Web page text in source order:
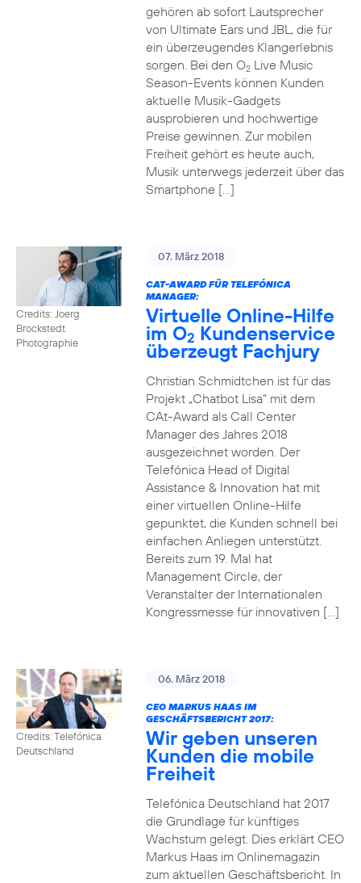
gehören ab sofort Lautsprecher
von Ultimate Ears und JBL, die für
ein überzeugendes Klangerlebnis
sorgen. Bei den O2Live Music
Season-Events können Kunden
aktuelle Musik-Gadgets
ausprobieren und hochwertige
Preise gewinnen. Zur mobilen
Freiheit gehört es heute auch,
Musik unterwegs jederzeit über das
Smartphone […]
Credits: Joerg
Brockstedt
Photographie
07. März 2018
CAT-AWARD FÜR TELEFÓNICA
MANAGER:
Virtuelle Online-Hilfe
im O2 Kundenservice
überzeugt Fachjury
Christian Schmidtchen ist für das
Projekt „Chatbot Lisa“ mit dem
CAt-Award als Call Center
Manager des Jahres 2018
ausgezeichnet worden. Der
Telefónica Head of Digital
Assistance & Innovation hat mit
einer virtuellen Online-Hilfe
gepunktet, die Kunden schnell bei
einfachen Anliegen unterstützt.
Bereits zum 19. Mal hat
Management Circle, der
Veranstalter der Internationalen
Kongressmesse für innovativen […]
Credits: Telefónica
Deutschland
06. März 2018
CEO MARKUS HAAS IM
GESCHÄFTSBERICHT 2017:
Wir geben unseren
Kunden die mobile
Freiheit
Telefónica Deutschland hat 2017
die Grundlage für künftiges
Wachstum gelegt. Dies erklärt CEO
Markus Haas im Onlinemagazin
zum aktuellen Geschäftsbericht. In